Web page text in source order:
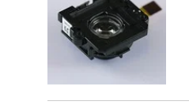
技術・事例